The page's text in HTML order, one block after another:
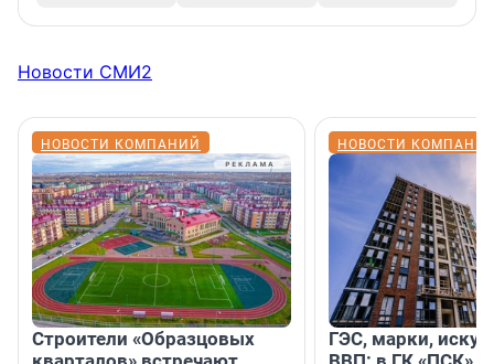
Новости СМИ2
НОВОСТИ КОМПАНИЙ
Строители «Образцовых
НОВОСТИ
ГЭС, марки,